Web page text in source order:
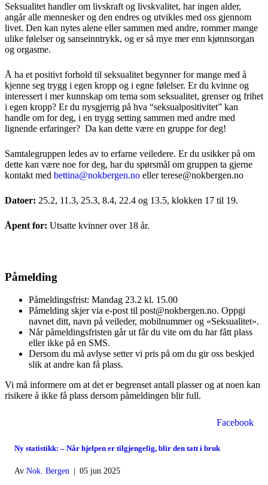
Seksualitet handler om livskraft og livskvalitet, har ingen alder,
angår alle mennesker og den endres og utvikles med oss gjennom
livet. Den kan nytes alene eller sammen med andre, rommer mange
ulike følelser og sanseinntrykk, og er så mye mer enn kjønnsorgan
og orgasme.
Å ha et positivt forhold til seksualitet begynner for mange med å
kjenne seg trygg i egen kropp og i egne følelser. Er du kvinne og
interessert i mer kunnskap om tema som seksualitet, grenser og frihet
i egen kropp? Er du nysgjerrig på hva “seksualpositivitet” kan
handle om for deg, i en trygg setting sammen med andre med
lignende erfaringer? Da kan dette være en gruppe for deg!
Samtalegruppen ledes av to erfarne veiledere. Er du usikker på om
dette kan være noe for deg, har du spørsmål om gruppen ta gjerne
kontakt med bettina@nokbergen.no eller terese@nokbergen.no
Datoer: 25.2, 11.3, 25.3, 8.4, 22.4 og 13.5, klokken 17 til 19.
Åpent for: Utsatte kvinner over 18 år.
Påmelding
Påmeldingsfrist: Mandag 23.2 kl. 15.00
Påmelding skjer via e-post til post@nokbergen.no. Oppgi
navnet ditt, navn på veileder, mobilnummer og «Seksualitet».
Når påmeldingsfristen går ut får du vite om du har fått plass
eller ikke på en SMS.
Dersom du må avlyse setter vi pris på om du gir oss beskjed
slik at andre kan få plass.
Vi må informere om at det er begrenset antall plasser og at noen kan
risikere å ikke få plass dersom påmeldingen blir full.
Facebook
Ny statistikk: – Når hjelpen er tilgjengelig, blir den tatt i bruk
Av Nok. Bergen 05 jun 2025